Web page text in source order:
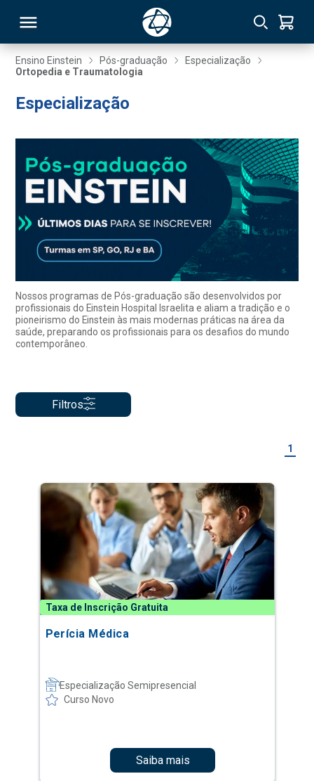
Ensino Einstein Pós-graduação
Especialização
Ortopedia e Traumatologia
Especialização
Nossos programas de Pós-graduação são desenvolvidos por
profissionais do Einstein Hospital Israelita e aliam a tradição e o
pioneirismo do Einstein às mais modernas práticas na área da
saúde, preparando os profissionais para os desafios do mundo
contemporâneo.
Filtros
1
Taxa de Inscrição Gratuita
Perícia Médica
Especialização Semipresencial
Curso Novo
Saiba mais